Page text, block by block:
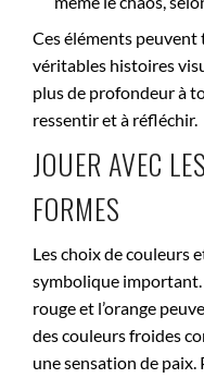
Ces éléments
véritables histoires
plus de profondeur à
ressentir et à réfléchir.
JOUER AVEC
FORMES
Les choix de couleurs
symbolique important.
rouge et l’orange
des couleurs froides
une sensation de paix.